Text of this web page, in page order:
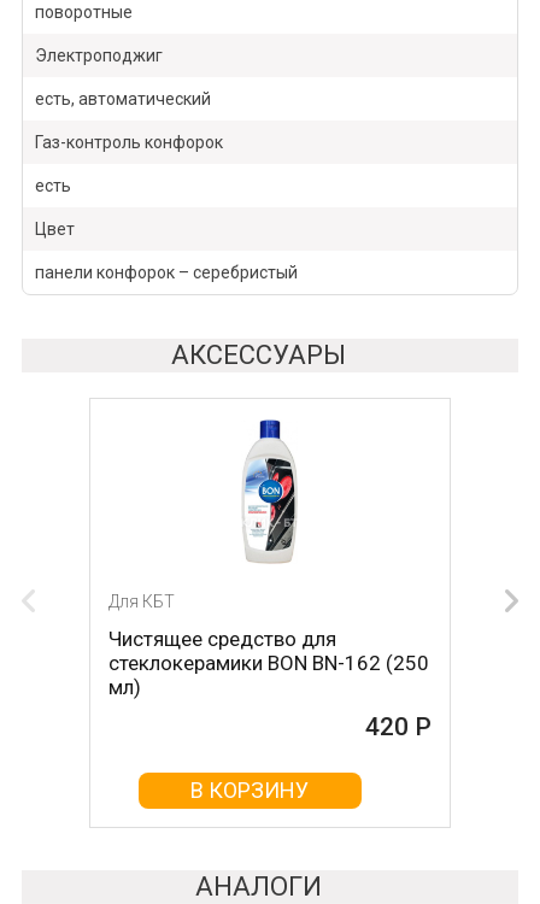
поворотные
Электроподжиг
есть, автоматический
Газ-контроль конфорок
есть
Цвет
панели конфорок – серебристый
АКСЕССУАРЫ
Для КБТ
Чистящее средство для
стеклокерамики BON BN-162 (250
мл)
420 Р
В КОРЗИНУ
Для КБТ
Скребок для ухода за
стеклокерамикой BON BN-603
В КОРЗИНУ
АНАЛОГИ